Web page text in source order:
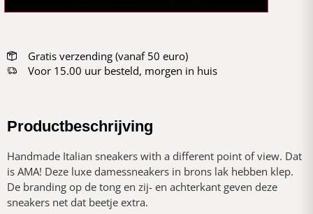
Gratis verzending (vanaf 50 euro)
Voor 15.00 uur besteld, morgen in huis
Productbeschrijving
Handmade Italian sneakers with a different point of view. Dat
is AMA! Deze luxe damessneakers in brons lak hebben klep.
De branding op de tong en zij- en achterkant geven deze
sneakers net dat beetje extra.